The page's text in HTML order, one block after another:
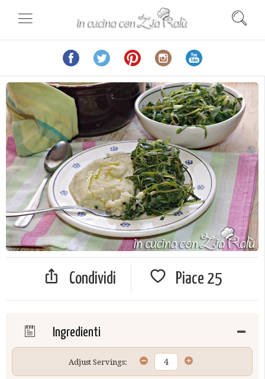
Condividi Piace 25
Ingredienti
Adjust Servings: